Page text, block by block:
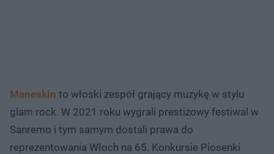
Maneskin to włoski zespół grający muzykę w stylu
glam rock. W 2021 roku wygrali prestiżowy festiwal w
Sanremo i tym samym dostali prawa do
reprezentowania Włoch na 65. Konkursie Piosenki